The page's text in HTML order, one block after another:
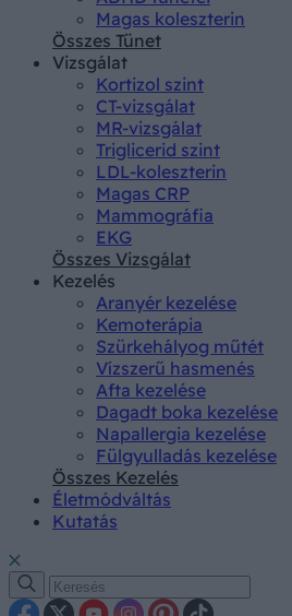
Magas koleszterin
Összes Tünet
Vizsgálat
Kortizol szint
CT-vizsgálat
MR-vizsgálat
Triglicerid szint
LDL-koleszterin
Magas CRP
Mammográfia
EKG
Összes Vizsgálat
Kezelés
Aranyér kezelése
Kemoterápia
Szürkehályog műtét
Vízszerű hasmenés
Afta kezelése
Dagadt boka kezelése
Napallergia kezelése
Fülgyulladás kezelése
Összes Kezelés
Életmódváltás
Kutatás